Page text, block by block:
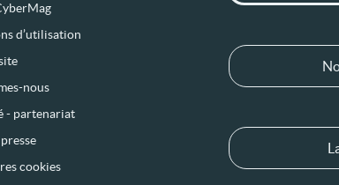
d’utilisation
nous
- partenariat
cookies